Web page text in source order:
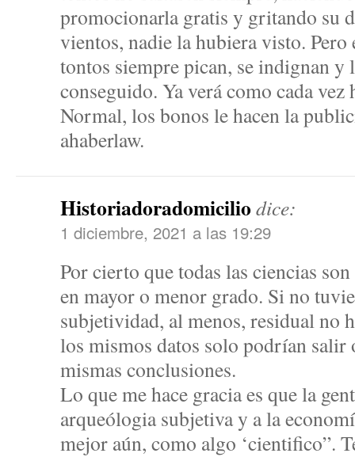
promocionarla gratis y gritando su
vientos, nadie la hubiera visto.
tontos siempre pican, se indignan
conseguido. Ya verá como cada vez
Normal, los bonos le hacen la
ahaberlaw.
Historiadoradomiciliodice:
1 diciembre, 2021 a las 19:29
Por cierto que todas las ciencias
en mayor o menor grado. Si no
subjetividad, al menos, residual no
los mismos datos solo podrían salir
mismas conclusiones.
Lo que me hace gracia es que la
arqueólogia subjetiva y a la
mejor aún, como algo ‘cientifico”.